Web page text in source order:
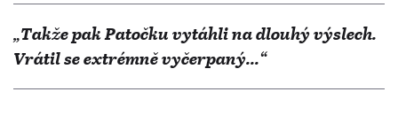
„Takže pak Patočku vytáhli na dlouhý výslech.
Vrátil se extrémně vyčerpaný...“